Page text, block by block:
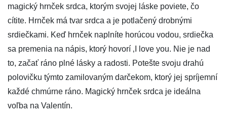
magický hrnček srdca, ktorým svojej láske poviete, čo
cítite. Hrnček má tvar srdca a je potlačený drobnými
srdiečkami. Keď hrnček naplníte horúcou vodou, srdiečka
sa premenia na nápis, ktorý hovorí ‚I love you. Nie je nad
to, začať ráno plné lásky a radosti. Potešte svoju drahú
polovičku týmto zamilovaným darčekom, ktorý jej spríjemní
každé chmúrne ráno. Magický hrnček srdca je ideálna
voľba na Valentín.